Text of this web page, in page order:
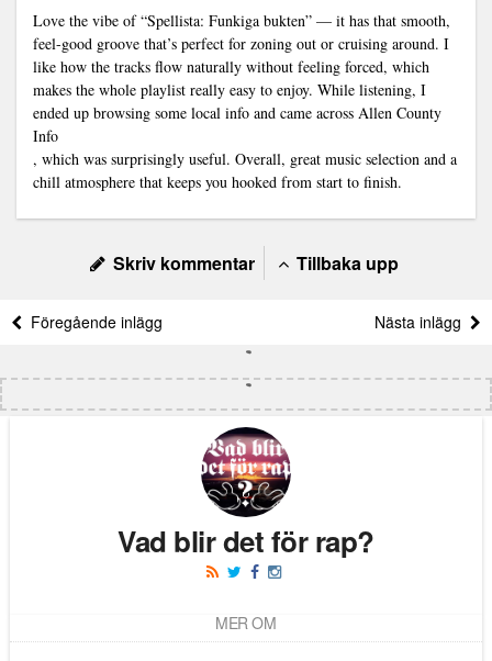
Love the vibe of “Spellista: Funkiga bukten” — it has that smooth,
feel-good groove that’s perfect for zoning out or cruising around. I
like how the tracks flow naturally without feeling forced, which
makes the whole playlist really easy to enjoy. While listening, I
ended up browsing some local info and came across Allen County
Info
, which was surprisingly useful. Overall, great music selection and a
chill atmosphere that keeps you hooked from start to finish.
Skriv kommentar Tillbaka upp
Föregående inlägg Nästa inlägg
Vad blir det för rap?
MER OM